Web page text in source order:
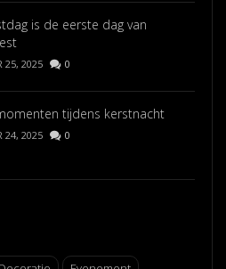
is de eerste dag van
25, 2025 0
tijdens kerstnacht
24, 2025 0